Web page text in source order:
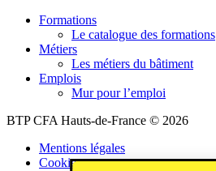
Formations
Le catalogue des formations
Métiers
Les métiers du bâtiment
Emplois
Mur pour l’emploi
BTP CFA Hauts-de-France © 2026
Mentions légales
Cookies